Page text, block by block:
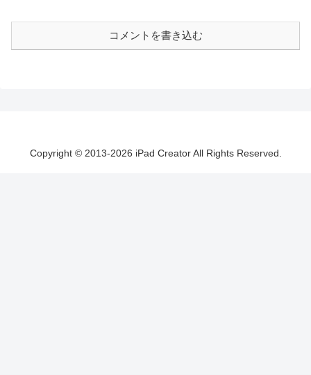
コメントを書き込む
Copyright © 2013-2026 iPad Creator All Rights Reserved.